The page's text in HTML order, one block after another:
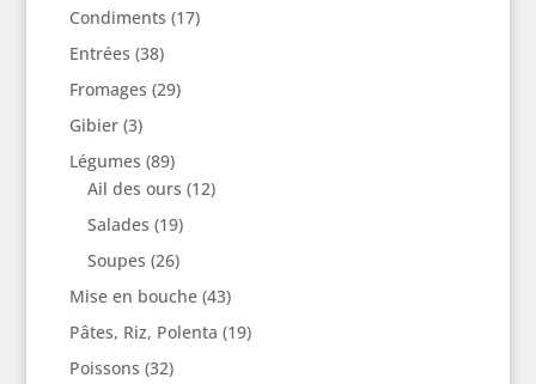
Condiments (17)
Entrées (38)
Fromages (29)
Gibier(3)
Légumes (89)
Ail des ours (12)
Salades (19)
Soupes (26)
Mise en bouche(43)
Pâtes, Riz, Polenta (19)
Poissons (32)